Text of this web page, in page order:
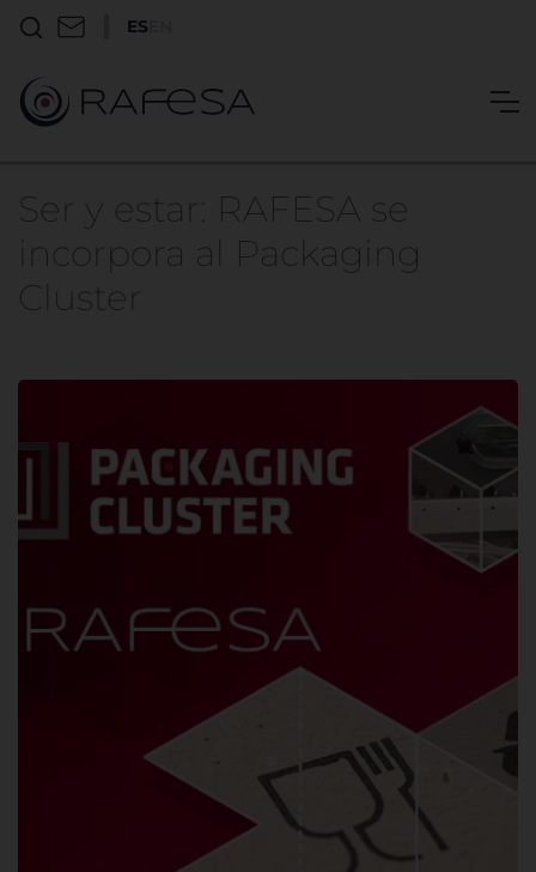
ES
Ser y estar: RAFESA se
incorpora al Packaging
Cluster